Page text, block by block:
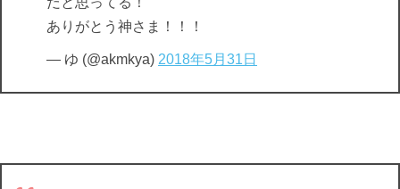
ありがとう神さま！！！
— ゆ (@akmkya) 2018年5月31日